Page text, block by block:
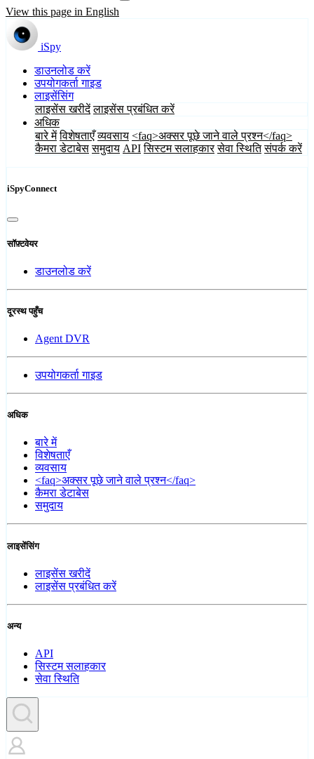
View this page in English
iSpy
डाउनलोड करें
उपयोगकर्ता गाइड
लाइसेंसिंग
लाइसेंस खरीदें लाइसेंस प्रबंधित करें
अधिक
बारे में विशेषताएँ व्यवसाय <faq>अक्सर पूछे जाने वाले प्रश्न</faq>
कैमरा डेटाबेस समुदाय API सिस्टम सलाहकार सेवा स्थिति संपर्क करें
iSpyConnect
सॉफ़्टवेयर
डाउनलोड करें
दूरस्थ पहुँच
Agent DVR
उपयोगकर्ता गाइड
अधिक
बारे में
विशेषताएँ
व्यवसाय
<faq>अक्सर पूछे जाने वाले प्रश्न</faq>
कैमरा डेटाबेस
समुदाय
लाइसेंसिंग
लाइसेंस खरीदें
लाइसेंस प्रबंधित करें
अन्य
API
सिस्टम सलाहकार
सेवा स्थिति